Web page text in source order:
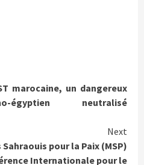
marocaine, un dangereux
égyptien neutralisé
Next
pour la Paix (MSP)
Internationale pour le